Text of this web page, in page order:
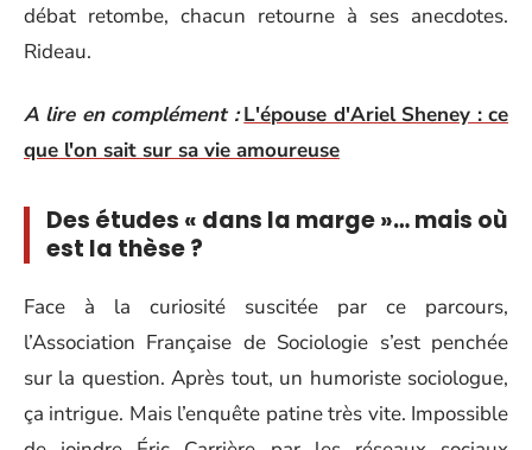
débat retombe, chacun retourne à ses anecdotes.
Rideau.
A lire en complément : L'épouse d'Ariel Sheney : ce
que l'on sait sur sa vie amoureuse
Des études « dans la marge »… mais où
est la thèse ?
Face à la curiosité suscitée par ce parcours,
l’Association Française de Sociologie s’est penchée
sur la question. Après tout, un humoriste sociologue,
ça intrigue. Mais l’enquête patine très vite. Impossible